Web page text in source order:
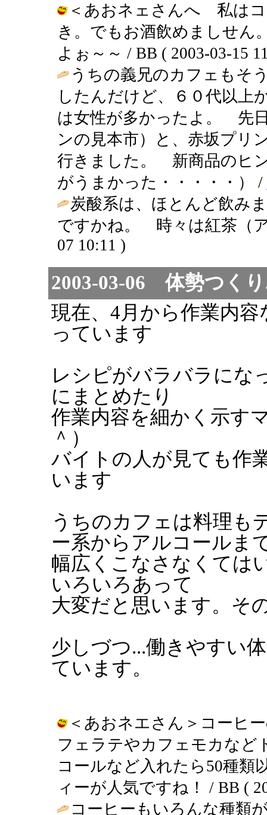
＜あおネェさんへ 私はコ
き。でもお酒飲めましせん
よぉ～～ / BB ( 2003-03-15
うちの義兄のカフェもそ
したんだけど、６０代以
は女性が多かったよ。 先
ンの見本市）と、赤坂プリ
行きました。 新商品のヒ
がうまかった・・・・・） /
炭酸系は、ほとんど飲み
ですかね。 時々は紅茶（
07 10:11 )
2003-03-06 体勢つくり
現在、4月から作業内
っています
レシピがバラバラにな
にまとめたり
作業内容を細かく示す
＾）
バイトの人が見ても作
います
うちのカフェは料理も
ー系からアルコールま
幅広くこなさなくては
いろいろあって
大変だと思います。そ
少しづつ...働きやすい
ています。
＜あおネエさん＞コーヒ
フェラテやカフェモカなど
コールなど入れたら50種類
ィーが人気ですね！ / BB (
コーヒーもいろんな種類